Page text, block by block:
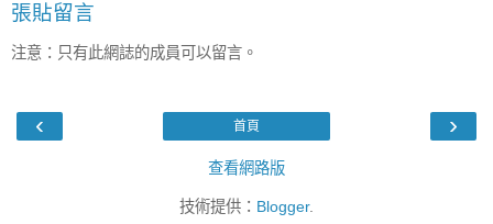
張貼留言
注意：只有此網誌的成員可以留言。
‹ ›
首頁
查看網路版
技術提供： Blogger.